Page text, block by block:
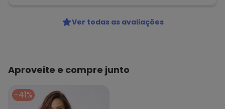
Ver todas as avaliações
Aproveite e compre junto
-41%